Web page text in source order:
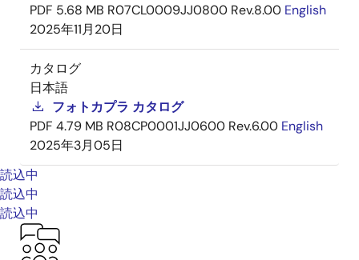
PDF 5.68 MB R07CL0009JJ0800 Rev.8.00 English
2025年11月20日
カタログ
日本語
フォトカプラ カタログ
PDF 4.79 MB R08CP0001JJ0600 Rev.6.00 English
2025年3月05日
読込中
読込中
読込中